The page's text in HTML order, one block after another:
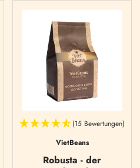
(15 Bewertungen)
VietBeans
Robusta - der